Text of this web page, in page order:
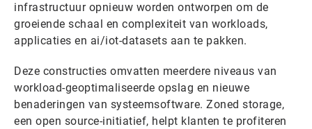
infrastructuur opnieuw worden ontworpen om de
groeiende schaal en complexiteit van workloads,
applicaties en ai/iot-datasets aan te pakken.
Deze constructies omvatten meerdere niveaus van
workload-geoptimaliseerde opslag en nieuwe
benaderingen van systeemsoftware. Zoned storage,
een open source-initiatief, helpt klanten te profiteren